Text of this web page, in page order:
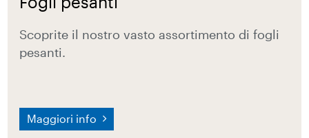
Scoprite il nostro vasto assortimento di fogli
pesanti.
Maggiori info